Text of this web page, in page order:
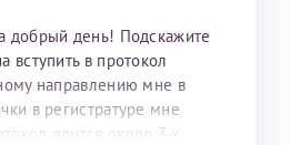
добрый день! Подскажите
вступить в протокол
направлению мне в
в регистратуре мне
длится около 3-х